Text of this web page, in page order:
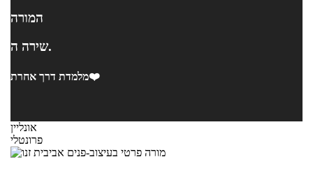
המורה
שירה ה.
מלמדת דרך אחרת❤️
אונליין
פרונטלי